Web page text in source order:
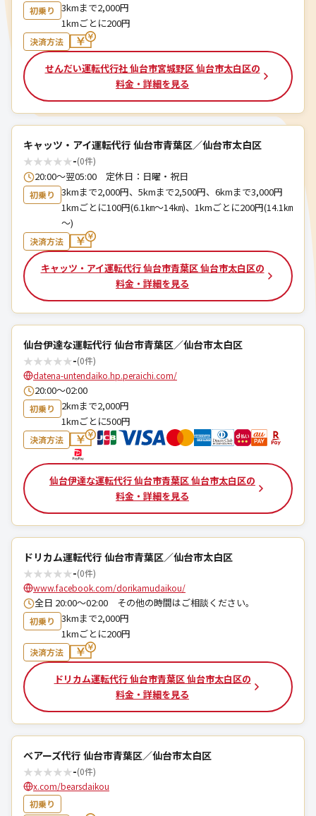
初乗り
3kmまで2,000円
1kmごとに200円
決済方法
せんだい運転代行社 仙台市宮城野区 仙台市太白区の
料金・詳細を見る
キャッツ・アイ運転代行 仙台市青葉区／仙台市太白区
★★★★★-(0件)
20:00～翌05:00 定休日：日曜・祝日
初乗り
3kmまで2,000円、5kmまで2,500円、6kmまで3,000円
1kmごとに100円(6.1㎞～14㎞)、1kmごとに200円(14.1㎞
～)
決済方法
キャッツ・アイ運転代行 仙台市青葉区 仙台市太白区の
料金・詳細を見る
仙台伊達な運転代行 仙台市青葉区／仙台市太白区
★★★★★-(0件)
datena-untendaiko.hp.peraichi.com/
20:00～02:00
初乗り
2kmまで2,000円
1kmごとに500円
決済方法
仙台伊達な運転代行 仙台市青葉区 仙台市太白区の
料金・詳細を見る
ドリカム運転代行 仙台市青葉区／仙台市太白区
★★★★★-(0件)
www.facebook.com/dorikamudaikou/
全日 20:00〜02:00 その他の時間はご相談ください。
初乗り
3kmまで2,000円
1kmごとに200円
決済方法
ドリカム運転代行 仙台市青葉区 仙台市太白区の
料金・詳細を見る
ベアーズ代行 仙台市青葉区／仙台市太白区
★★★★★-(0件)
x.com/bearsdaikou
初乗り